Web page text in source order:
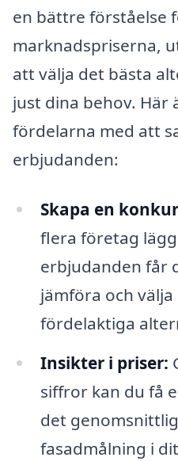
en bättre förståelse
marknadspriserna,
att välja det bästa
just dina behov. Här
fördelarna med att
erbjudanden:
Skapa en
flera företag
erbjudanden får
jämföra och
fördelaktiga
Insikter i priser:
siffror kan du få
det
fasadmålning i